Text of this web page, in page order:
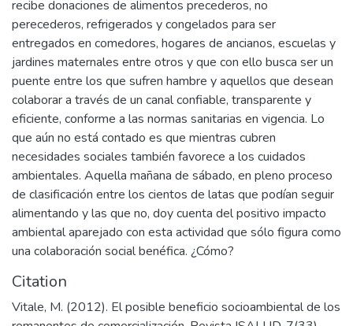
recibe donaciones de alimentos precederos, no
perecederos, refrigerados y congelados para ser
entregados en comedores, hogares de ancianos, escuelas y
jardines maternales entre otros y que con ello busca ser un
puente entre los que sufren hambre y aquellos que desean
colaborar a través de un canal confiable, transparente y
eficiente, conforme a las normas sanitarias en vigencia. Lo
que aún no está contado es que mientras cubren
necesidades sociales también favorece a los cuidados
ambientales. Aquella mañana de sábado, en pleno proceso
de clasificación entre los cientos de latas que podían seguir
alimentando y las que no, doy cuenta del positivo impacto
ambiental aparejado con esta actividad que sólo figura como
una colaboración social benéfica. ¿Cómo?
Citation
Vitale, M. (2012). El posible beneficio socioambiental de los